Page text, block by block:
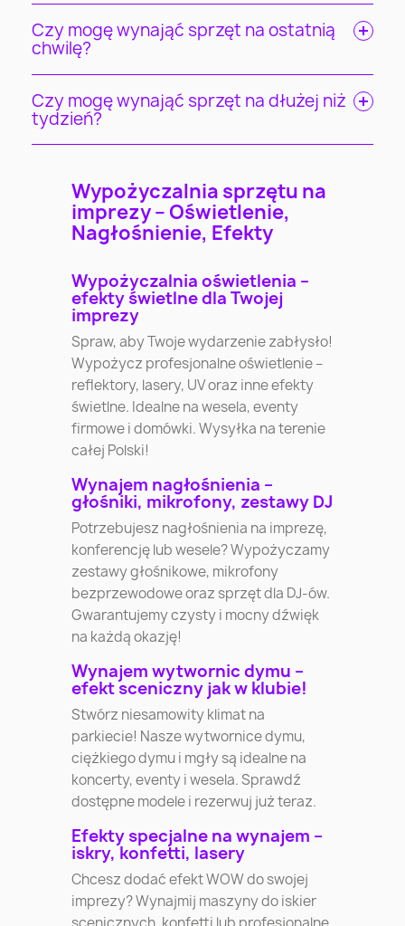
Czy mogę wynająć sprzęt na ostatnią
chwilę?
Czy mogę wynająć sprzęt na dłużej niż
tydzień?
Wypożyczalnia sprzętu na
imprezy – Oświetlenie,
Nagłośnienie, Efekty
Wypożyczalnia oświetlenia –
efekty świetlne dla Twojej
imprezy
Spraw, aby Twoje wydarzenie zabłysło!
Wypożycz profesjonalne oświetlenie –
reflektory, lasery, UV oraz inne efekty
świetlne. Idealne na wesela, eventy
firmowe i domówki. Wysyłka na terenie
całej Polski!
Wynajem nagłośnienia –
głośniki, mikrofony, zestawy DJ
Potrzebujesz nagłośnienia na imprezę,
konferencję lub wesele? Wypożyczamy
zestawy głośnikowe, mikrofony
bezprzewodowe oraz sprzęt dla DJ-ów.
Gwarantujemy czysty i mocny dźwięk
na każdą okazję!
Wynajem wytwornic dymu –
efekt sceniczny jak w klubie!
Stwórz niesamowity klimat na
parkiecie! Nasze wytwornice dymu,
ciężkiego dymu i mgły są idealne na
koncerty, eventy i wesela. Sprawdź
dostępne modele i rezerwuj już teraz.
Efekty specjalne na wynajem –
iskry, konfetti, lasery
Chcesz dodać efekt WOW do swojej
imprezy? Wynajmij maszyny do iskier